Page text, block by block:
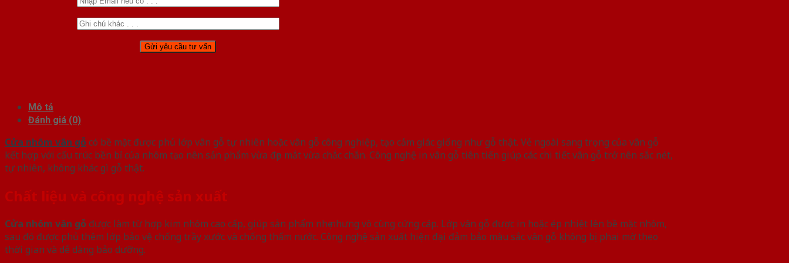
Mô tả
Đánh giá (0)
Cửa nhôm vân gỗcó bề mặt được phủ lớp vân gỗ tự nhiên hoặc vân gỗ công nghiệp, tạo cảm giác giống như gỗ thật. Vẻ ngoài sang trọng của vân gỗ
kết hợp với cấu trúc bền bỉ của nhôm tạo nên sản phẩm vừa đẹp mắt vừa chắc chắn. Công nghệ in vân gỗ tiên tiến giúp các chi tiết vân gỗ trở nên sắc nét,
tự nhiên, không khác gì gỗ thật.
Chất liệu và công nghệ sản xuất
Cửa nhôm vân gỗ được làm từ hợp kim nhôm cao cấp, giúp sản phẩm nhẹ nhưng vô cùng cứng cáp. Lớp vân gỗ được in hoặc ép nhiệt lên bề mặt nhôm,
sau đó được phủ thêm lớp bảo vệ chống trầy xước và chống thấm nước. Công nghệ sản xuất hiện đại đảm bảo màu sắc vân gỗ không bị phai mờ theo
thời gian và dễ dàng bảo dưỡng.